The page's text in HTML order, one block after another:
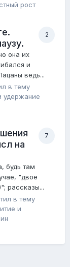
рост
2
она их
и
ведь...
в тему
удержание
7
на
будь там
"двое
рассказы...
в тему
и